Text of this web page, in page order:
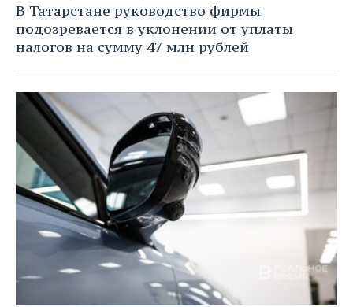
В Татарстане руководство фирмы
подозревается в уклонении от уплаты
налогов на сумму 47 млн рублей